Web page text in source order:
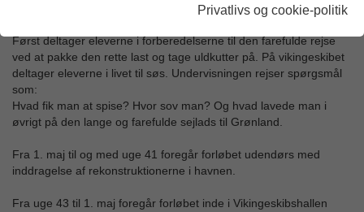
Privatlivs og cookie-politik
bruger fantasien og mærker rejsen på egen krop.
Først deltager eleverne i forberedelserne til den farefulde rejse
ved at pakke den rette last og tage uldkutter på. På vikingeskibet
deltager eleverne i livet til søs. Undervisningen rejser spørgsmål
som:
Hvad fik man at spise? Hvor sov man? Og hvad lavede man i
øvrigt på den lange og farefulde sejlads til Grønland.
Fra 1. maj til og med uge 41 foregår forløbet udendørs med
inddragelse af rekonstruktionerne i havnen.
Fra uge 43 til 1. maj foregår forløbet inde i Vikingeskibshallen